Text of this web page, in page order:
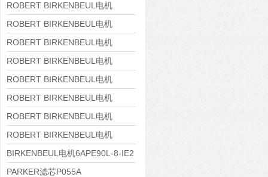
ROBERT BIRKENBEUL电机
8APE225M-4-IE3
ROBERT BIRKENBEUL电机
8APE180L-4 IE3
ROBERT BIRKENBEUL电机
8APE160M-6 IE3
ROBERT BIRKENBEUL电机
8APE160L-4-IE3
ROBERT BIRKENBEUL电机
8APE112M-6K-IE3
ROBERT BIRKENBEUL电机
8APE100L-2 IE3
ROBERT BIRKENBEUL电机
8APE90S-4 IE3
ROBERT BIRKENBEUL电机
8APE80M-2K-IE3
BIRKENBEUL电机6APE90L-8-IE2
PARKER滤芯P055A